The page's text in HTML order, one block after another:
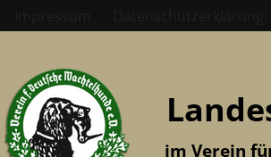
im Verein